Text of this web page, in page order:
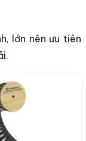
lớn nên ưu tiên